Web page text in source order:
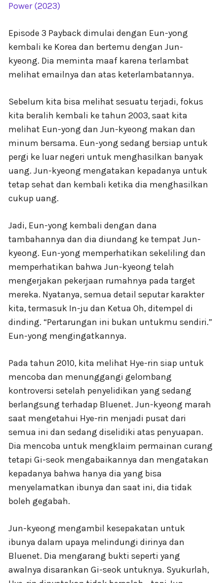
Power (2023)
Episode 3 Payback dimulai dengan Eun-yong
kembali ke Korea dan bertemu dengan Jun-
kyeong. Dia meminta maaf karena terlambat
melihat emailnya dan atas keterlambatannya.
Sebelum kita bisa melihat sesuatu terjadi, fokus
kita beralih kembali ke tahun 2003, saat kita
melihat Eun-yong dan Jun-kyeong makan dan
minum bersama. Eun-yong sedang bersiap untuk
pergi ke luar negeri untuk menghasilkan banyak
uang. Jun-kyeong mengatakan kepadanya untuk
tetap sehat dan kembali ketika dia menghasilkan
cukup uang.
Jadi, Eun-yong kembali dengan dana
tambahannya dan dia diundang ke tempat Jun-
kyeong. Eun-yong memperhatikan sekeliling dan
memperhatikan bahwa Jun-kyeong telah
mengerjakan pekerjaan rumahnya pada target
mereka. Nyatanya, semua detail seputar karakter
kita, termasuk In-ju dan Ketua Oh, ditempel di
dinding. “Pertarungan ini bukan untukmu sendiri.”
Eun-yong mengingatkannya.
Pada tahun 2010, kita melihat Hye-rin siap untuk
mencoba dan menunggangi gelombang
kontroversi setelah penyelidikan yang sedang
berlangsung terhadap Bluenet. Jun-kyeong marah
saat mengetahui Hye-rin menjadi pusat dari
semua ini dan sedang diselidiki atas penyuapan.
Dia mencoba untuk mengklaim permainan curang
tetapi Gi-seok mengabaikannya dan mengatakan
kepadanya bahwa hanya dia yang bisa
menyelamatkan ibunya dan saat ini, dia tidak
boleh gegabah.
Jun-kyeong mengambil kesepakatan untuk
ibunya dalam upaya melindungi dirinya dan
Bluenet. Dia mengarang bukti seperti yang
awalnya disarankan Gi-seok untuknya. Syukurlah,